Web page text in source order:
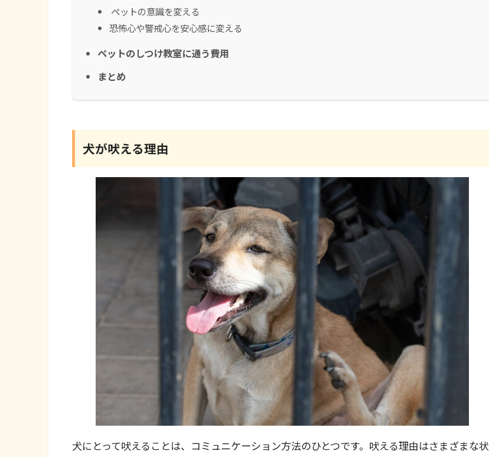
ペットの意識を変える
恐怖心や警戒心を安心感に変える
ペットのしつけ教室に通う費用
まとめ
犬が吠える理由
犬にとって吠えることは、コミュニケーション方法のひとつです。吠える理由はさまざまな状